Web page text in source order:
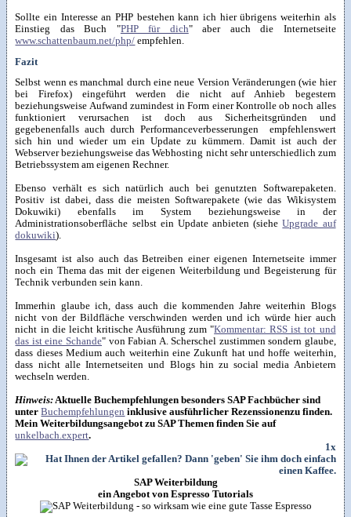
Sollte ein Interesse an PHP bestehen kann ich hier übrigens weiterhin als
Einstieg das Buch "PHP für dich" aber auch die Internetseite
www.schattenbaum.net/php/ empfehlen.
Fazit
Selbst wenn es manchmal durch eine neue Version Veränderungen (wie hier
bei Firefox) eingeführt werden die nicht auf Anhieb begestern
beziehungsweise Aufwand zumindest in Form einer Kontrolle ob noch alles
funktioniert verursachen ist doch aus Sicherheitsgründen und
gegebenenfalls auch durch Performanceverbesserungen empfehlenswert
sich hin und wieder um ein Update zu kümmern. Damit ist auch der
Webserver beziehungsweise das Webhosting nicht sehr unterschiedlich zum
Betriebssystem am eigenen Rechner.
Ebenso verhält es sich natürlich auch bei genutzten Softwarepaketen.
Positiv ist dabei, dass die meisten Softwarepakete (wie das Wikisystem
Dokuwiki) ebenfalls im System beziehungsweise in der
Administrationsoberfläche selbst ein Update anbieten (sieheUpgrade auf
dokuwiki).
Insgesamt ist also auch das Betreiben einer eigenen Internetseite immer
noch ein Thema das mit der eigenen Weiterbildung und Begeisterung für
Technik verbunden sein kann.
Immerhin glaube ich, dass auch die kommenden Jahre weiterhin Blogs
nicht von der Bildfläche verschwinden werden und ich würde hier auch
nicht in die leicht kritische Ausführung zum "Kommentar: RSS ist tot und
das ist eine Schande" von Fabian A. Scherschel zustimmen sondern glaube,
dass dieses Medium auch weiterhin eine Zukunft hat und hoffe weiterhin,
dass nicht alle Internetseiten und Blogs hin zu social media Anbietern
wechseln werden.
Hinweis:Aktuelle Buchempfehlungen besonders SAP Fachbücher sind
unterBuchempfehlungen inklusive ausführlicher Rezenssionenzu finden.
Mein Weiterbildungsangebot zu SAP Themen finden Sie auf
unkelbach.expert.
1x
SAP Weiterbildung
ein Angebot von Espresso Tutorials